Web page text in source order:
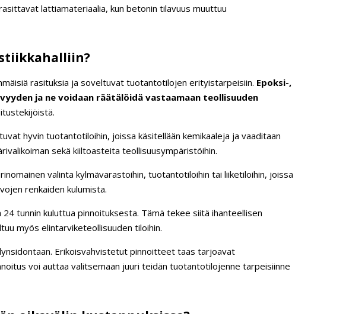
lattiamateriaalia, kun betonin tilavuus muuttuu
rasituksia ja soveltuvat tuotantotilojen erityistarpeisiin. Epoksi-,
ja ne voidaan räätälöidä vastaamaan teollisuuden
hyvin tuotantotiloihin, joissa käsitellään kemikaaleja ja vaaditaan
sekä kiiltoasteita teollisuusympäristöihin.
valinta kylmävarastoihin, tuotantotiloihin tai liiketiloihin, joissa
renkaiden kulumista.
tunnin kuluttua pinnoituksesta. Tämä tekee siitä ihanteellisen
myös elintarviketeollisuuden tiloihin.
Erikoisvahvistetut pinnoitteet taas tarjoavat
voi auttaa valitsemaan juuri teidän tuotantotilojenne tarpeisiinne